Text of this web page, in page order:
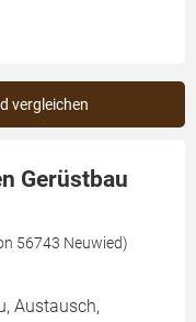
vergleichen
Gerüstbau
56743 Neuwied)
Austausch,